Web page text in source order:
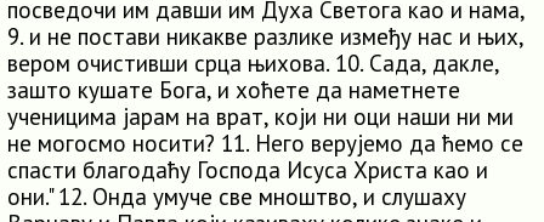
посведочи им давши им Духа Светога као и нама,
9. и не постави никакве разлике између нас и њих,
вером очистивши срца њихова. 10. Сада, дакле,
зашто кушате Бога, и хоћете да наметнете
ученицима јарам на врат, који ни оци наши ни ми
не могосмо носити? 11. Него верујемо да ћемо се
спасти благодаћу Господа Исуса Христа као и
они." 12. Онда умуче све мноштво, и слушаху